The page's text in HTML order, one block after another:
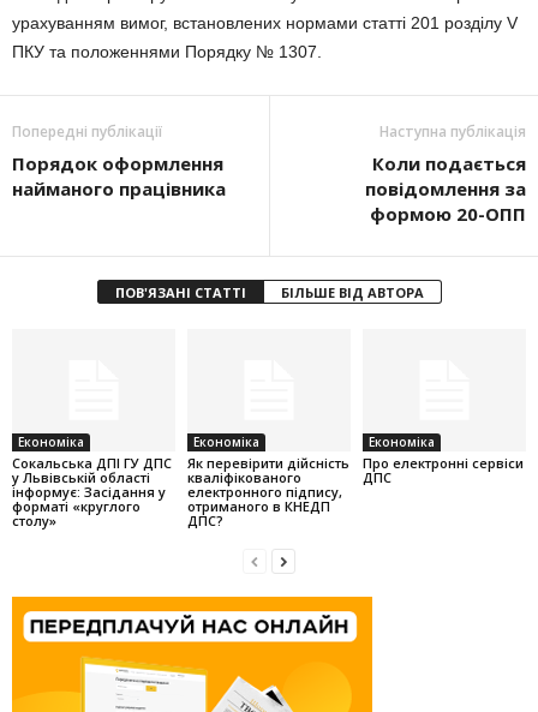
урахуванням вимог, встановлених нормами статті 201 розділу V
ПКУ та положеннями Порядку № 1307.
Попередні публікації
Порядок оформлення
найманого працівника
Наступна публікація
Коли подається
повідомлення за
формою 20-ОПП
ПОВ'ЯЗАНІ СТАТТІ БІЛЬШЕ ВІД АВТОРА
Економіка
Cокальська ДПІ ГУ ДПС
у Львівській області
інформує: Засідання у
форматі «круглого
столу»
Економіка
Як перевірити дійсність
кваліфікованого
електронного підпису,
отриманого в КНЕДП
ДПС?
Економіка
Про електронні сервіси
ДПС